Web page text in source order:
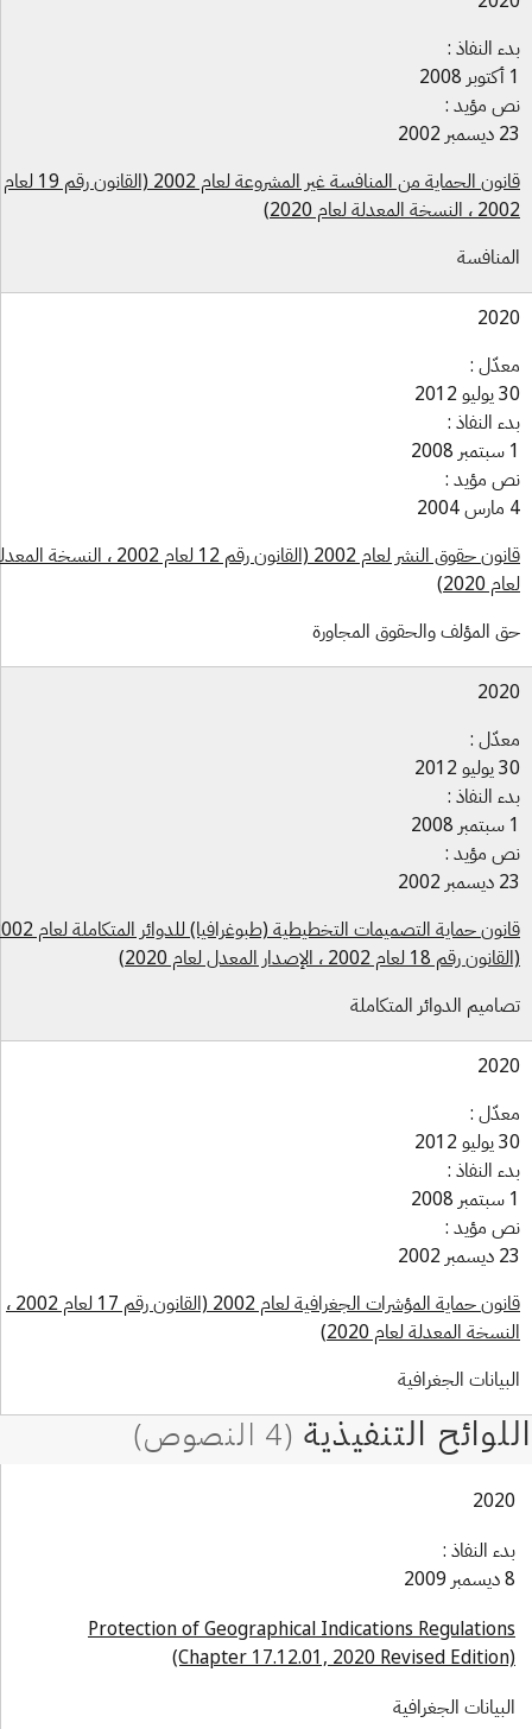
النفاذ :
مؤيد :
قانون الحماية من المنافسة غير المشروعة لعام 2002 (القانون رقم 19 لعام
المعدلة لعام 2020)
:
النفاذ :
مؤيد :
قانون حقوق النشر لعام 2002 (القانون رقم 12 لعام 2002 ، النسخة المعدلة
2020)
المؤلف والحقوق المجاورة
:
النفاذ :
مؤيد :
قانون حماية التصميمات التخطيطية (طبوغرافيا) للدوائر المتكاملة لعام 2002
رقم 18 لعام 2002 ، الإصدار المعدل لعام 2020)
الدوائر المتكاملة
:
النفاذ :
مؤيد :
قانون حماية المؤشرات الجغرافية لعام 2002 (القانون رقم 17 لعام 2002 ،
المعدلة لعام 2020)
الجغرافية
النفاذ :
Protection of Geographical Indications
(Chapter 17.12.01, 2020 Revised
الجغرافية